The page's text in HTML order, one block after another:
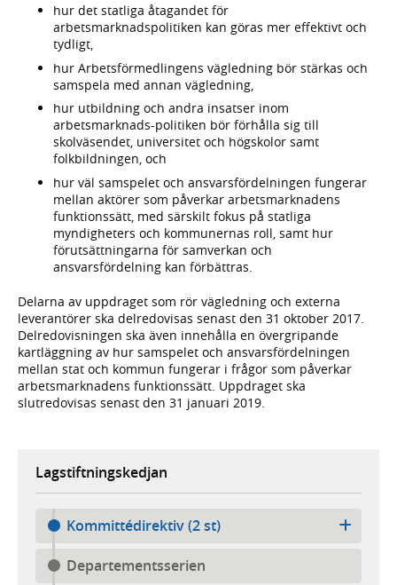
hur det statliga åtagandet för
arbetsmarknadspolitiken kan göras mer effektivt och
tydligt,
hur Arbetsförmedlingens vägledning bör stärkas och
samspela med annan vägledning,
hur utbildning och andra insatser inom
arbetsmarknads-politiken bör förhålla sig till
skolväsendet, universitet och högskolor samt
folkbildningen, och
hur väl samspelet och ansvarsfördelningen fungerar
mellan aktörer som påverkar arbetsmarknadens
funktionssätt, med särskilt fokus på statliga
myndigheters och kommunernas roll, samt hur
förutsättningarna för samverkan och
ansvarsfördelning kan förbättras.
Delarna av uppdraget som rör vägledning och externa
leverantörer ska delredovisas senast den 31 oktober 2017.
Delredovisningen ska även innehålla en övergripande
kartläggning av hur samspelet och ansvarsfördelningen
mellan stat och kommun fungerar i frågor som påverkar
arbetsmarknadens funktionssätt. Uppdraget ska
slutredovisas senast den 31 januari 2019.
Lagstiftningskedjan
Kommittédirektiv (2 st)
Departementsserien